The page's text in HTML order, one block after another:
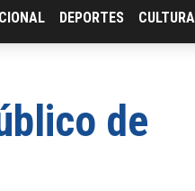
DEPORTES CULTURA
de